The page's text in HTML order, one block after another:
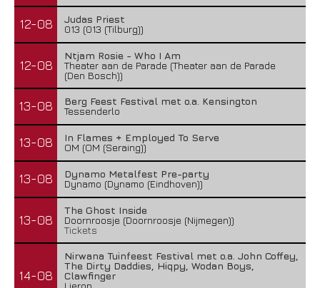
12-08
Judas Priest
013 (013 (Tilburg))
12-08
Ntjam Rosie - Who I Am
Theater aan de Parade (Theater aan de Parade
(Den Bosch))
13-08
Berg Feest Festival met o.a. Kensington
Tessenderlo
13-08
In Flames + Employed To Serve
OM (OM (Seraing))
13-08
Dynamo Metalfest Pre-party
Dynamo (Dynamo (Eindhoven))
13-08
The Ghost Inside
Doornroosje (Doornroosje (Nijmegen))
Tickets
14-08
Nirwana Tuinfeest Festival met o.a. John Coffey,
The Dirty Daddies, Hiqpy, Wodan Boys,
Clawfinger
Lierop